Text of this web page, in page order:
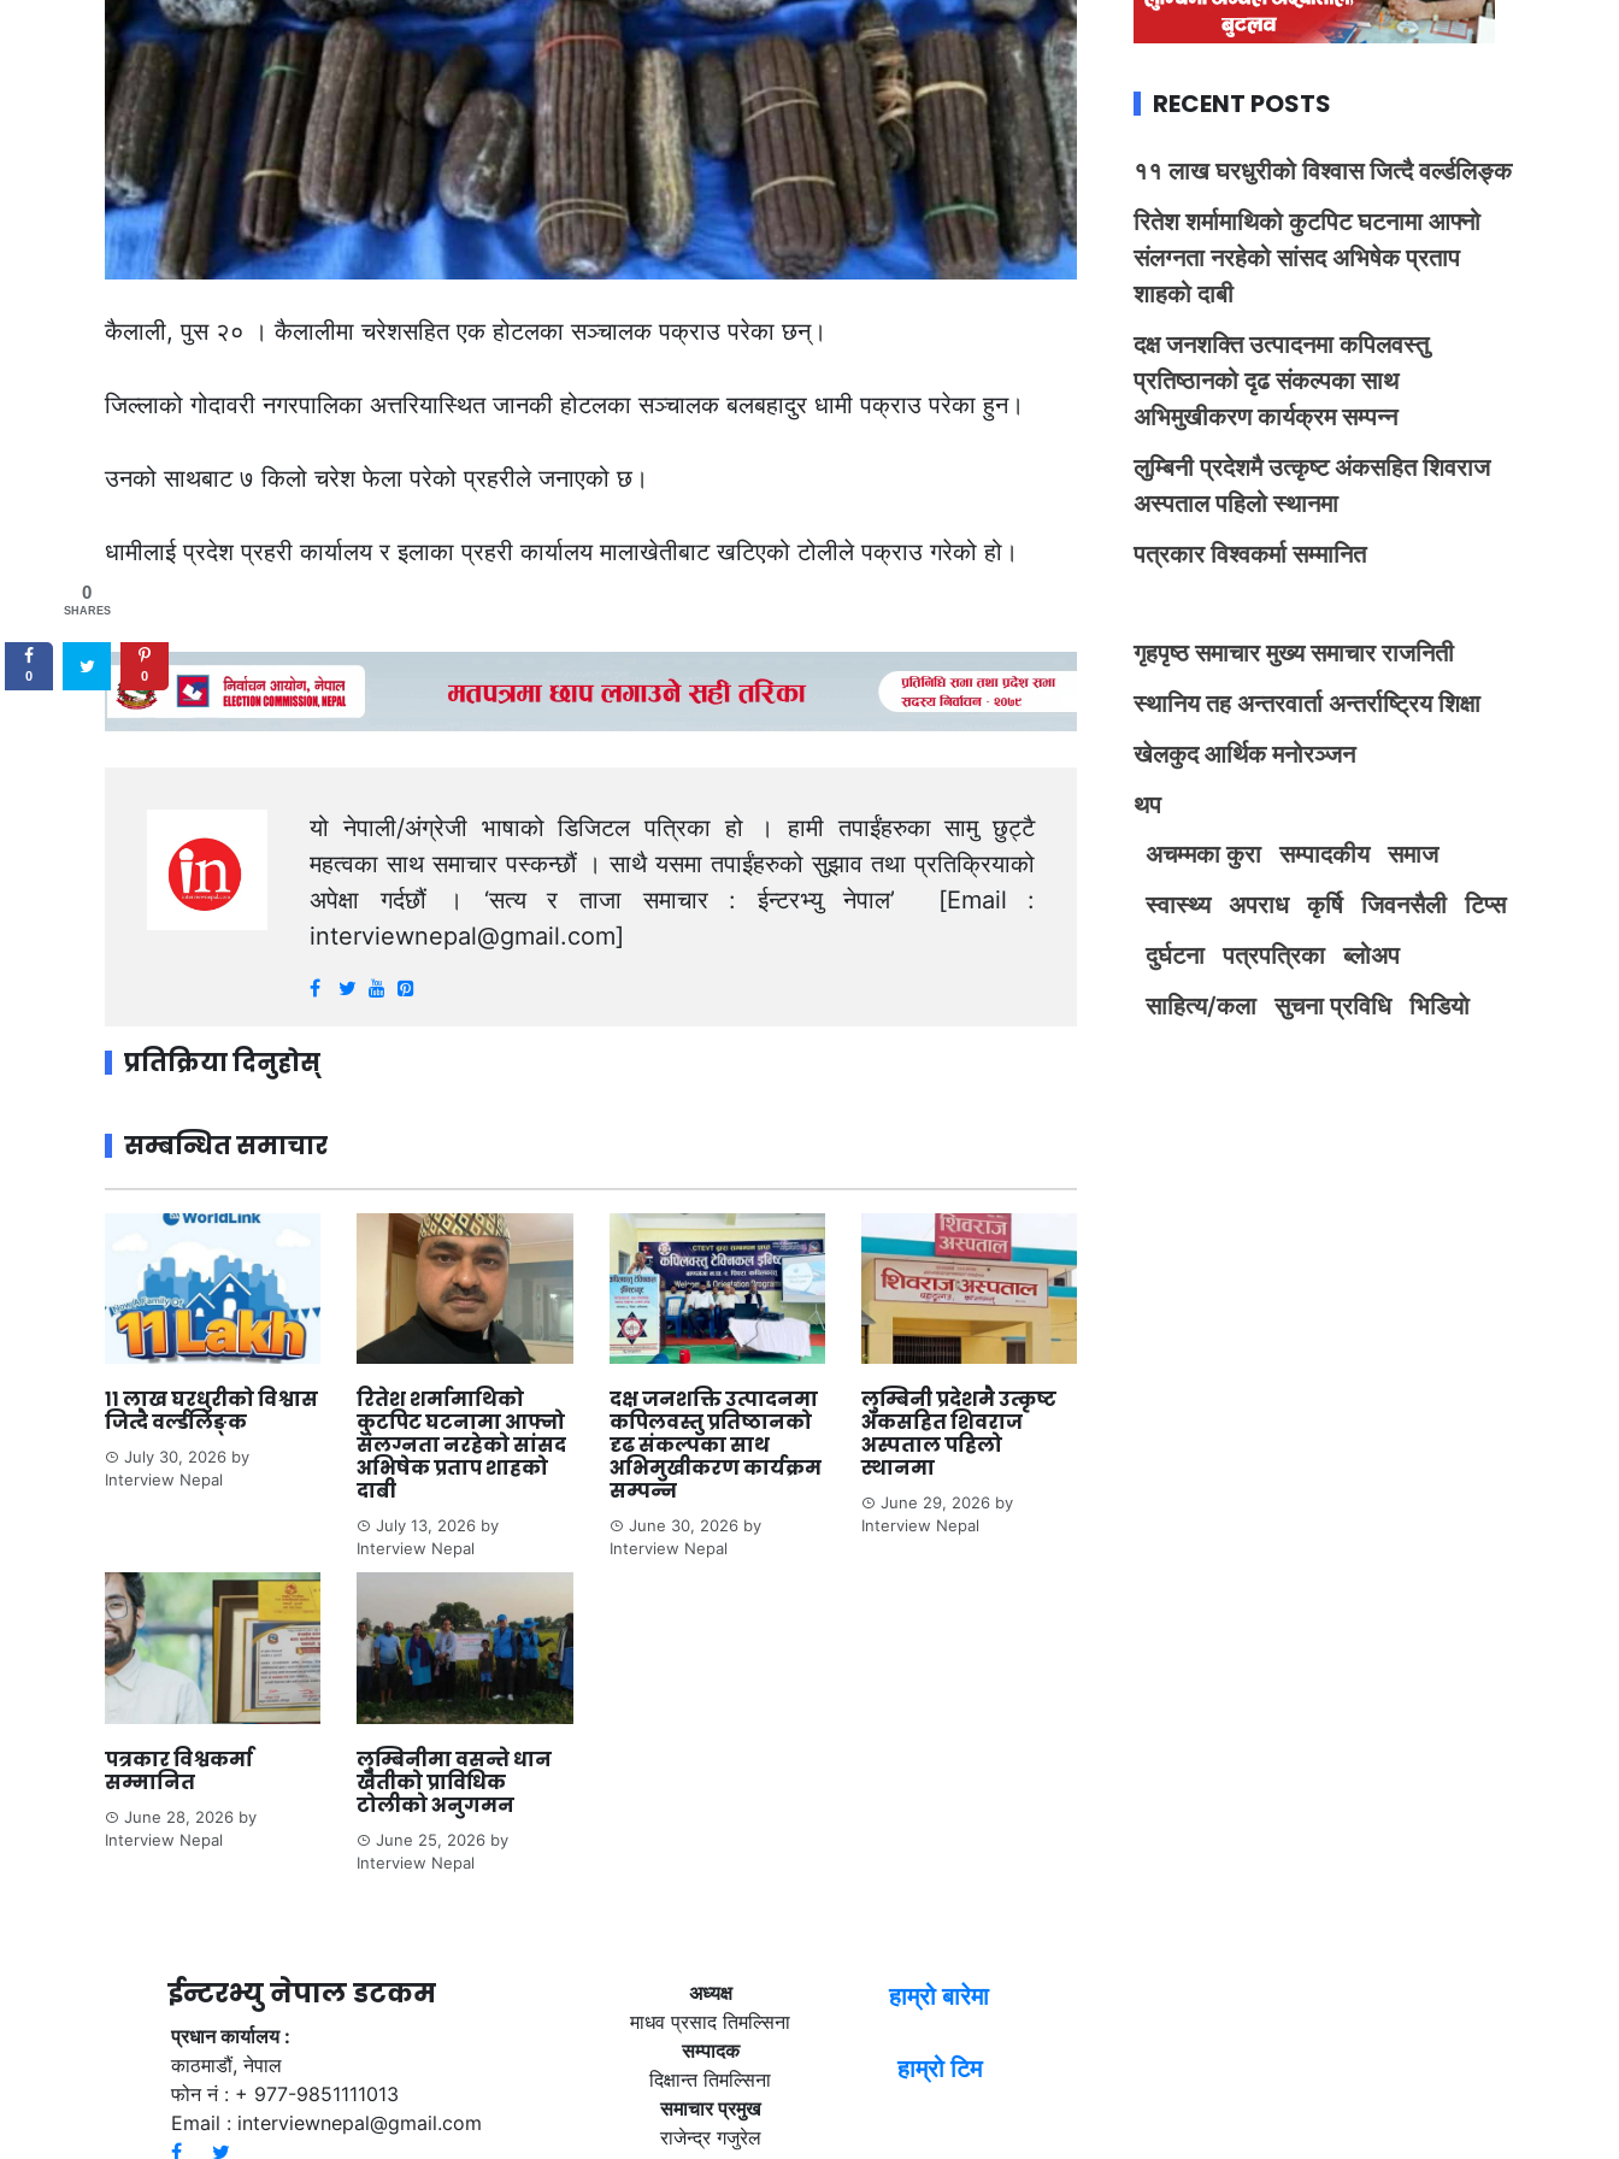
कैलाली, पुस २० । कैलालीमा चरेशसहित एक होटलका सञ्चालक पक्राउ परेका छन्।
जिल्लाको गोदावरी नगरपालिका अत्तरियास्थित जानकी होटलका सञ्चालक बलबहादुर धामी पक्राउ परेका हुन।
उनको साथबाट ७ किलो चरेश फेला परेको प्रहरीले जनाएको छ।
धामीलाई प्रदेश प्रहरी कार्यालय र इलाका प्रहरी कार्यालय मालाखेतीबाट खटिएको टोलीले पक्राउ गरेको हो।
यो नेपाली/अंग्रेजी भाषाको डिजिटल पत्रिका हो । हामी तपाईंहरुका सामु छुट्टै
महत्वका साथ समाचार पस्कन्छौं । साथै यसमा तपाईंहरुको सुझाव तथा प्रतिक्रियाको
अपेक्षा गर्दछौं । ‘सत्य र ताजा समाचार : ईन्टरभ्यु नेपाल’ [Email :
interviewnepal@gmail.com]
प्रतिक्रिया दिनुहोस्
सम्बन्धित समाचार
११ लाख घरधुरीको विश्वास
जित्दै वर्ल्डलिङ्क
July 30, 2026 by
Interview Nepal
रितेश शर्मामाथिको
कुटपिट घटनामा आफ्नो
संलग्नता नरहेको सांसद
अभिषेक प्रताप शाहको
दाबी
July 13, 2026 by
Interview Nepal
दक्ष जनशक्ति उत्पादनमा
कपिलवस्तु प्रतिष्ठानको
दृढ संकल्पका साथ
अभिमुखीकरण कार्यक्रम
सम्पन्न
June 30, 2026by
Interview Nepal
लुम्बिनी प्रदेशमै उत्कृष्ट
अंकसहित शिवराज
अस्पताल पहिलो
स्थानमा
June 29, 2026by
Interview Nepal
पत्रकार विश्वकर्मा
सम्मानित
June 28, 2026 by
Interview Nepal
लुम्बिनीमा वसन्ते धान
खेतीको प्राविधिक
टोलीको अनुगमन
June 25, 2026 by
Interview Nepal
RECENT POSTS
११ लाख घरधुरीको विश्वास जित्दै वर्ल्डलिङ्क
रितेश शर्मामाथिको कुटपिट घटनामा आफ्नो
संलग्नता नरहेको सांसद अभिषेक प्रताप
शाहको दाबी
दक्ष जनशक्ति उत्पादनमा कपिलवस्तु
प्रतिष्ठानको दृढ संकल्पका साथ
अभिमुखीकरण कार्यक्रम सम्पन्न
लुम्बिनी प्रदेशमै उत्कृष्ट अंकसहित शिवराज
अस्पताल पहिलो स्थानमा
पत्रकार विश्वकर्मा सम्मानित
गृहपृष्ठ समाचार मुख्य समाचार राजनिती
स्थानिय तह अन्तरवार्ता अन्तर्राष्ट्रिय शिक्षा
खेलकुद आर्थिक मनोरञ्जन
थप
अचम्मका कुरा
सम्पादकीय
समाज
स्वास्थ्य
अपराध कृर्षि जिवनसैली
टिप्स
दुर्घटना
पत्रपत्रिका
ब्लोअप
साहित्य/कला
सुचना प्रविधि भिडियाे
ईन्टरभ्यु नेपाल डटकम
प्रधान कार्यालय :
काठमाडौं, नेपाल
फोन नं : + 977-9851111013
Email : interviewnepal@gmail.com
अध्यक्ष
माधव प्रसाद तिमल्सिना
सम्पादक
दिक्षान्त तिमल्सिना
समाचार प्रमुख
राजेन्द्र गजुरेल
हाम्रो बारेमा
हाम्रो टिम
0
SHARES
0 0